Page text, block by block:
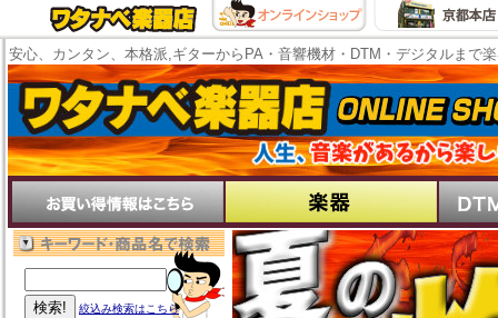
安心、カンタン、本格派,ギターからPA・音響機材・DTM・デジタルまで
絞込み検索はこちら